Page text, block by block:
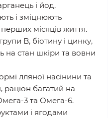
і йод,
і зміцнюють
місяців життя.
B, біотину і цинку,
на стан шкіри та вовни
лляної насінини та
раціон багатий на
3 та Омега-6.
і ягодами